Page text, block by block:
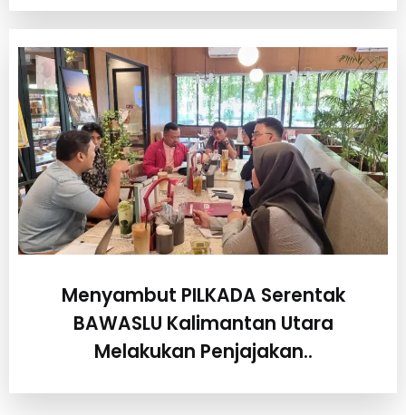
Menyambut PILKADA Serentak
BAWASLU Kalimantan Utara
Melakukan Penjajakan..